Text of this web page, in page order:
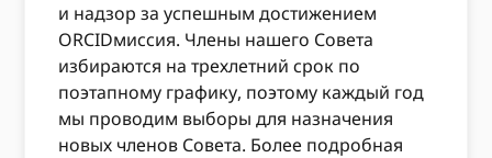
и надзор за успешным достижением
ORCIDмиссия. Члены нашего Совета
избираются на трехлетний срок по
поэтапному графику, поэтому каждый год
мы проводим выборы для назначения
новых членов Совета. Более подробная